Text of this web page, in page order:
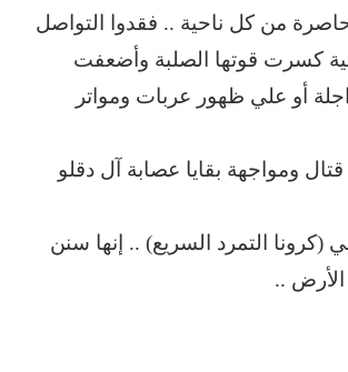
من كل ناحية .. فقدوا التواصل
كسرت قوتها الصلبة وأضعفت
أو علي ظهور عربات ومواتر
ومواجهة بقايا عصابة آل دقلو
(كرونا التمرد السريع) .. إنها سنن
الأرض ..